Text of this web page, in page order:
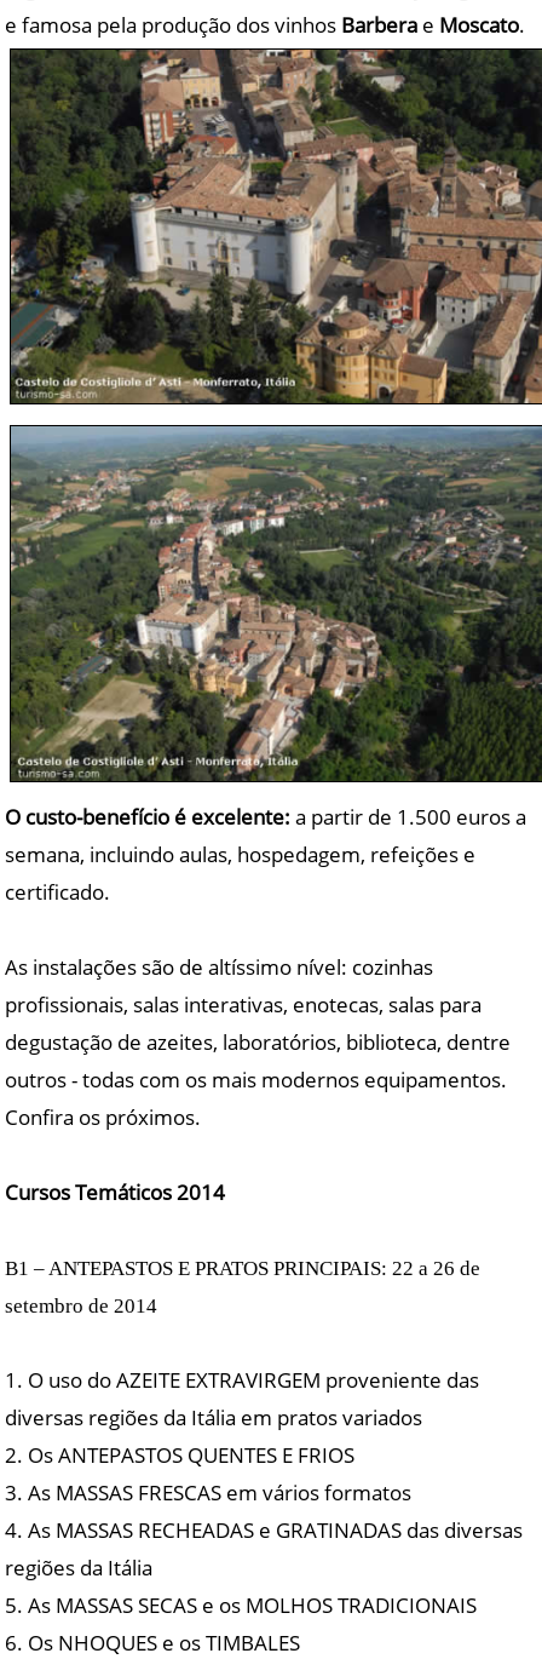
e famosa pela produção dos vinhos Barbera e Moscato.
O custo-benefício é excelente: a partir de 1.500 euros a
semana, incluindo aulas, hospedagem, refeições e
certificado.
As instalações são de altíssimo nível: cozinhas
profissionais, salas interativas, enotecas, salas para
degustação de azeites, laboratórios, biblioteca, dentre
outros - todas com os mais modernos equipamentos.
Confira os próximos.
Cursos Temáticos 2014
B1 – ANTEPASTOS E PRATOS PRINCIPAIS: 22 a 26 de
setembro de 2014
1. O uso do AZEITE EXTRAVIRGEM proveniente das
diversas regiões da Itália em pratos variados
2. Os ANTEPASTOS QUENTES E FRIOS
3. As MASSAS FRESCAS em vários formatos
4. As MASSAS RECHEADAS e GRATINADAS das diversas
regiões da Itália
5. As MASSAS SECAS e os MOLHOS TRADICIONAIS
6. Os NHOQUES e os TIMBALES